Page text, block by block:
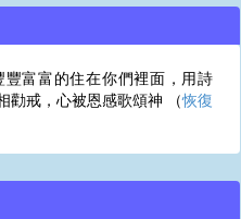
富富的住在你們裡面，用詩
勸戒，心被恩感歌頌神 （恢復